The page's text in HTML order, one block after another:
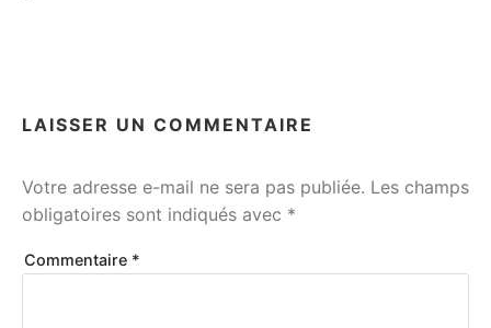
LAISSER UN COMMENTAIRE
Votre adresse e-mail ne sera pas publiée. Les champs
obligatoires sont indiqués avec *
Commentaire *